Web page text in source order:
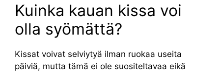
Kuinka kauan kissa voi
olla syömättä?
Kissat voivat selviytyä ilman ruokaa useita
päiviä, mutta tämä ei ole suositeltavaa eikä